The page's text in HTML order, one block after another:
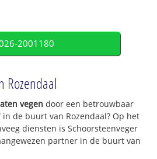
2001180
Rozendaal
vegen door een betrouwbaar
de buurt van Rozendaal? Op het
diensten is Schoorsteenveger
partner in de buurt van